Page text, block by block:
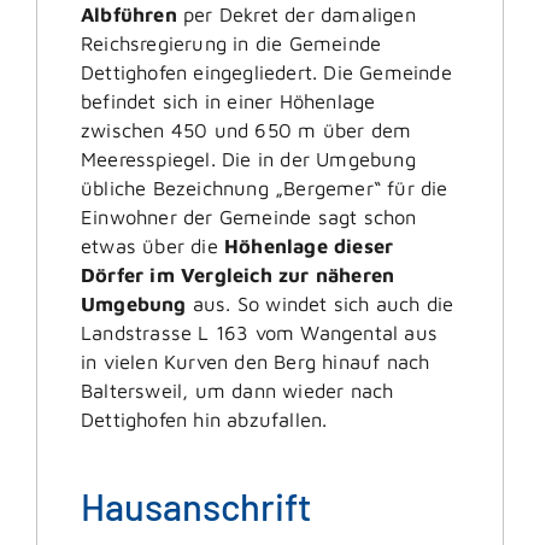
Albführen per Dekret der damaligen
Reichsregierung in die Gemeinde
Dettighofen eingegliedert. Die Gemeinde
befindet sich in einer Höhenlage
zwischen 450 und 650 m über dem
Meeresspiegel. Die in der Umgebung
übliche Bezeichnung „Bergemer“ für die
Einwohner der Gemeinde sagt schon
etwas über die Höhenlage dieser
Dörfer im Vergleich zur näheren
Umgebung aus. So windet sich auch die
Landstrasse L 163 vom Wangental aus
in vielen Kurven den Berg hinauf nach
Baltersweil, um dann wieder nach
Dettighofen hin abzufallen.
Hausanschrift